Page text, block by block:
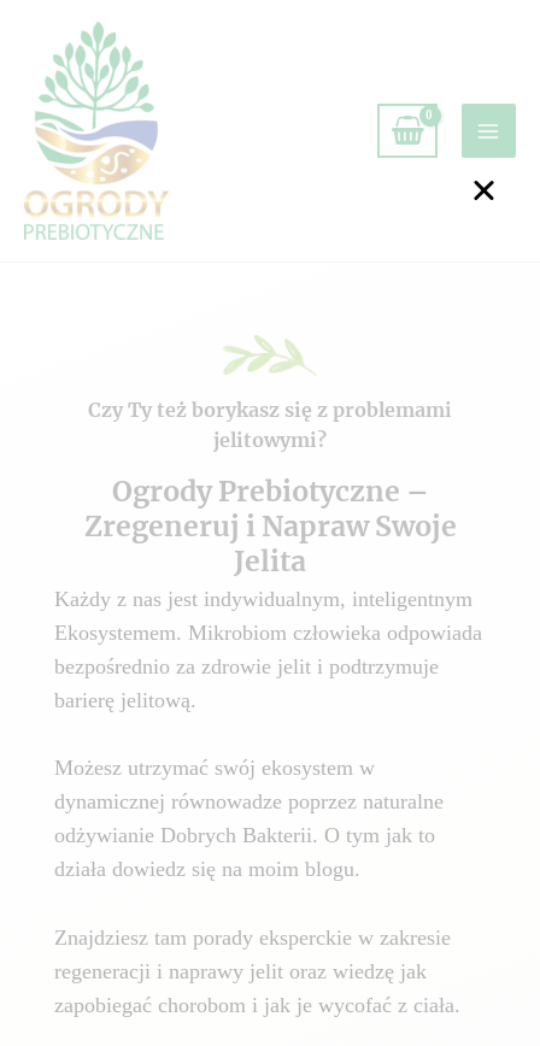
Czy Ty też borykasz się z problemami
jelitowymi?
Ogrody Prebiotyczne –
Zregeneruj i Napraw Swoje
Jelita
Każdy z nas jest indywidualnym, inteligentnym
Ekosystemem. Mikrobiom człowieka odpowiada
bezpośrednio za zdrowie jelit i podtrzymuje
barierę jelitową.
Możesz utrzymać swój ekosystem w
dynamicznej równowadze poprzez naturalne
odżywianie Dobrych Bakterii. O tym jak to
działa dowiedz się na moim blogu.
Znajdziesz tam porady eksperckie w zakresie
regeneracji i naprawy jelit oraz wiedzę jak
zapobiegać chorobom i jak je wycofać z ciała.